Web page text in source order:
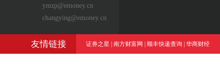
ymzp@emoney.cn
changying@emoney.cn
友情链接 证券之星 南方财富网 顺丰快递查询 华商财经